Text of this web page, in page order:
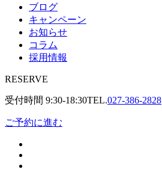
ブログ
キャンペーン
お知らせ
コラム
採用情報
RESERVE
受付時間 9:30-18:30TEL.027-386-2828
ご予約に進む